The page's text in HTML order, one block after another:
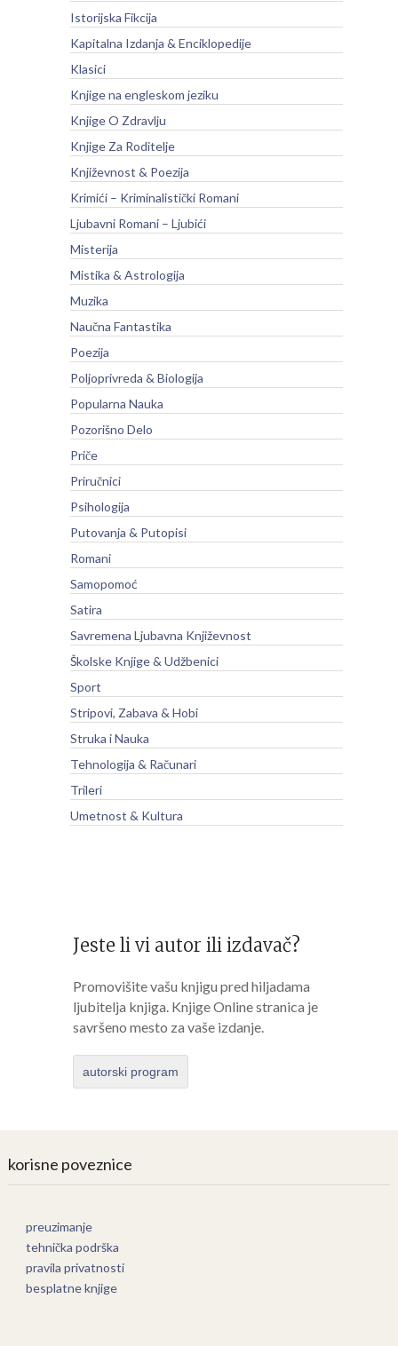
Istorijska Fikcija
Kapitalna Izdanja & Enciklopedije
Klasici
Knjige na engleskom jeziku
Knjige O Zdravlju
Knjige Za Roditelje
Književnost & Poezija
Krimići – Kriminalistički Romani
Ljubavni Romani – Ljubići
Misterija
Mistika & Astrologija
Muzika
Naučna Fantastika
Poezija
Poljoprivreda & Biologija
Popularna Nauka
Pozorišno Delo
Priče
Priručnici
Psihologija
Putovanja & Putopisi
Romani
Samopomoć
Satira
Savremena Ljubavna Književnost
Školske Knjige & Udžbenici
Sport
Stripovi, Zabava & Hobi
Struka i Nauka
Tehnologija & Računari
Trileri
Umetnost & Kultura
Jeste li vi autor ili izdavač?
Promovišite vašu knjigu pred hiljadama
ljubitelja knjiga. Knjige Online stranica je
savršeno mesto za vaše izdanje.
autorski program
korisne poveznice
preuzimanje
tehnička podrška
pravila privatnosti
besplatne knjige